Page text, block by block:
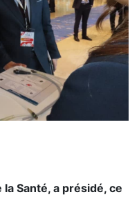
Santé, a présidé, ce